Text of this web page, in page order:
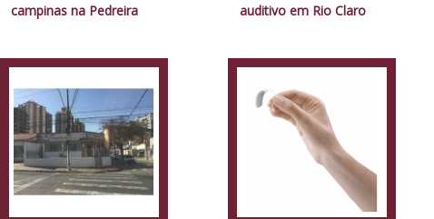
campinas na Pedreira
auditivo em Rio Claro